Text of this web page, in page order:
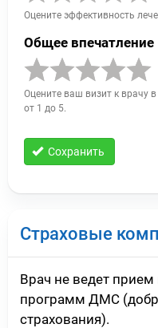
Оцените эффективность
Общее впечатление
Оцените ваш визит к врачу
от 1 до 5.
Сохранить
Страховые
Врач не ведет
программ ДМС
страхования).